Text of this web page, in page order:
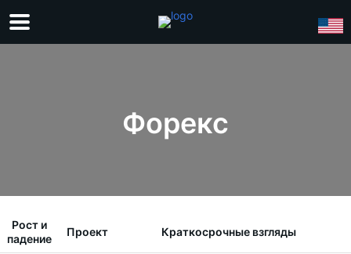
Форекс
Рост и
падение
Проект Краткосрочные взгляды